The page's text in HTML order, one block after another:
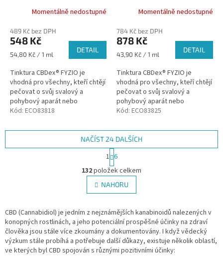
Momentálně nedostupné
489 Kč bez DPH
548 Kč
Měrná
54,80 Kč / 1 ml
DETAIL
Tinktura CBDex® FYZIO je
vhodná pro všechny, kteří chtějí
pečovat o svůj svalový a
pohybový aparát nebo
oběhovou soustavu.
Kód: ECO83818
Momentálně nedostupné
784 Kč bez DPH
878 Kč
Měrná
43,90 Kč / 1 ml
DETAIL
Tinktura CBDex® FYZIO je
vhodná pro všechny, kteří chtějí
pečovat o svůj svalový a
pohybový aparát nebo
oběhovou soustavu.
Kód: ECO83825
O
v
l
á
a
c
í
p
r
NAČÍST 24 DALŠÍCH
S
t
r
á
n
k
v
á
n
í
1 6
132položek celkem
NAHORU
CBD (Cannabidiol) je jedním z nejznámějších kanabinoidů nalezených v
konopných rostlinách, a jeho potenciální prospěšné účinky na zdraví
člověka jsou stále více zkoumány a dokumentovány. I když vědecký
výzkum stále probíhá a potřebuje další důkazy, existuje několik oblastí,
ve kterých byl CBD spojován s různými pozitivními účinky: